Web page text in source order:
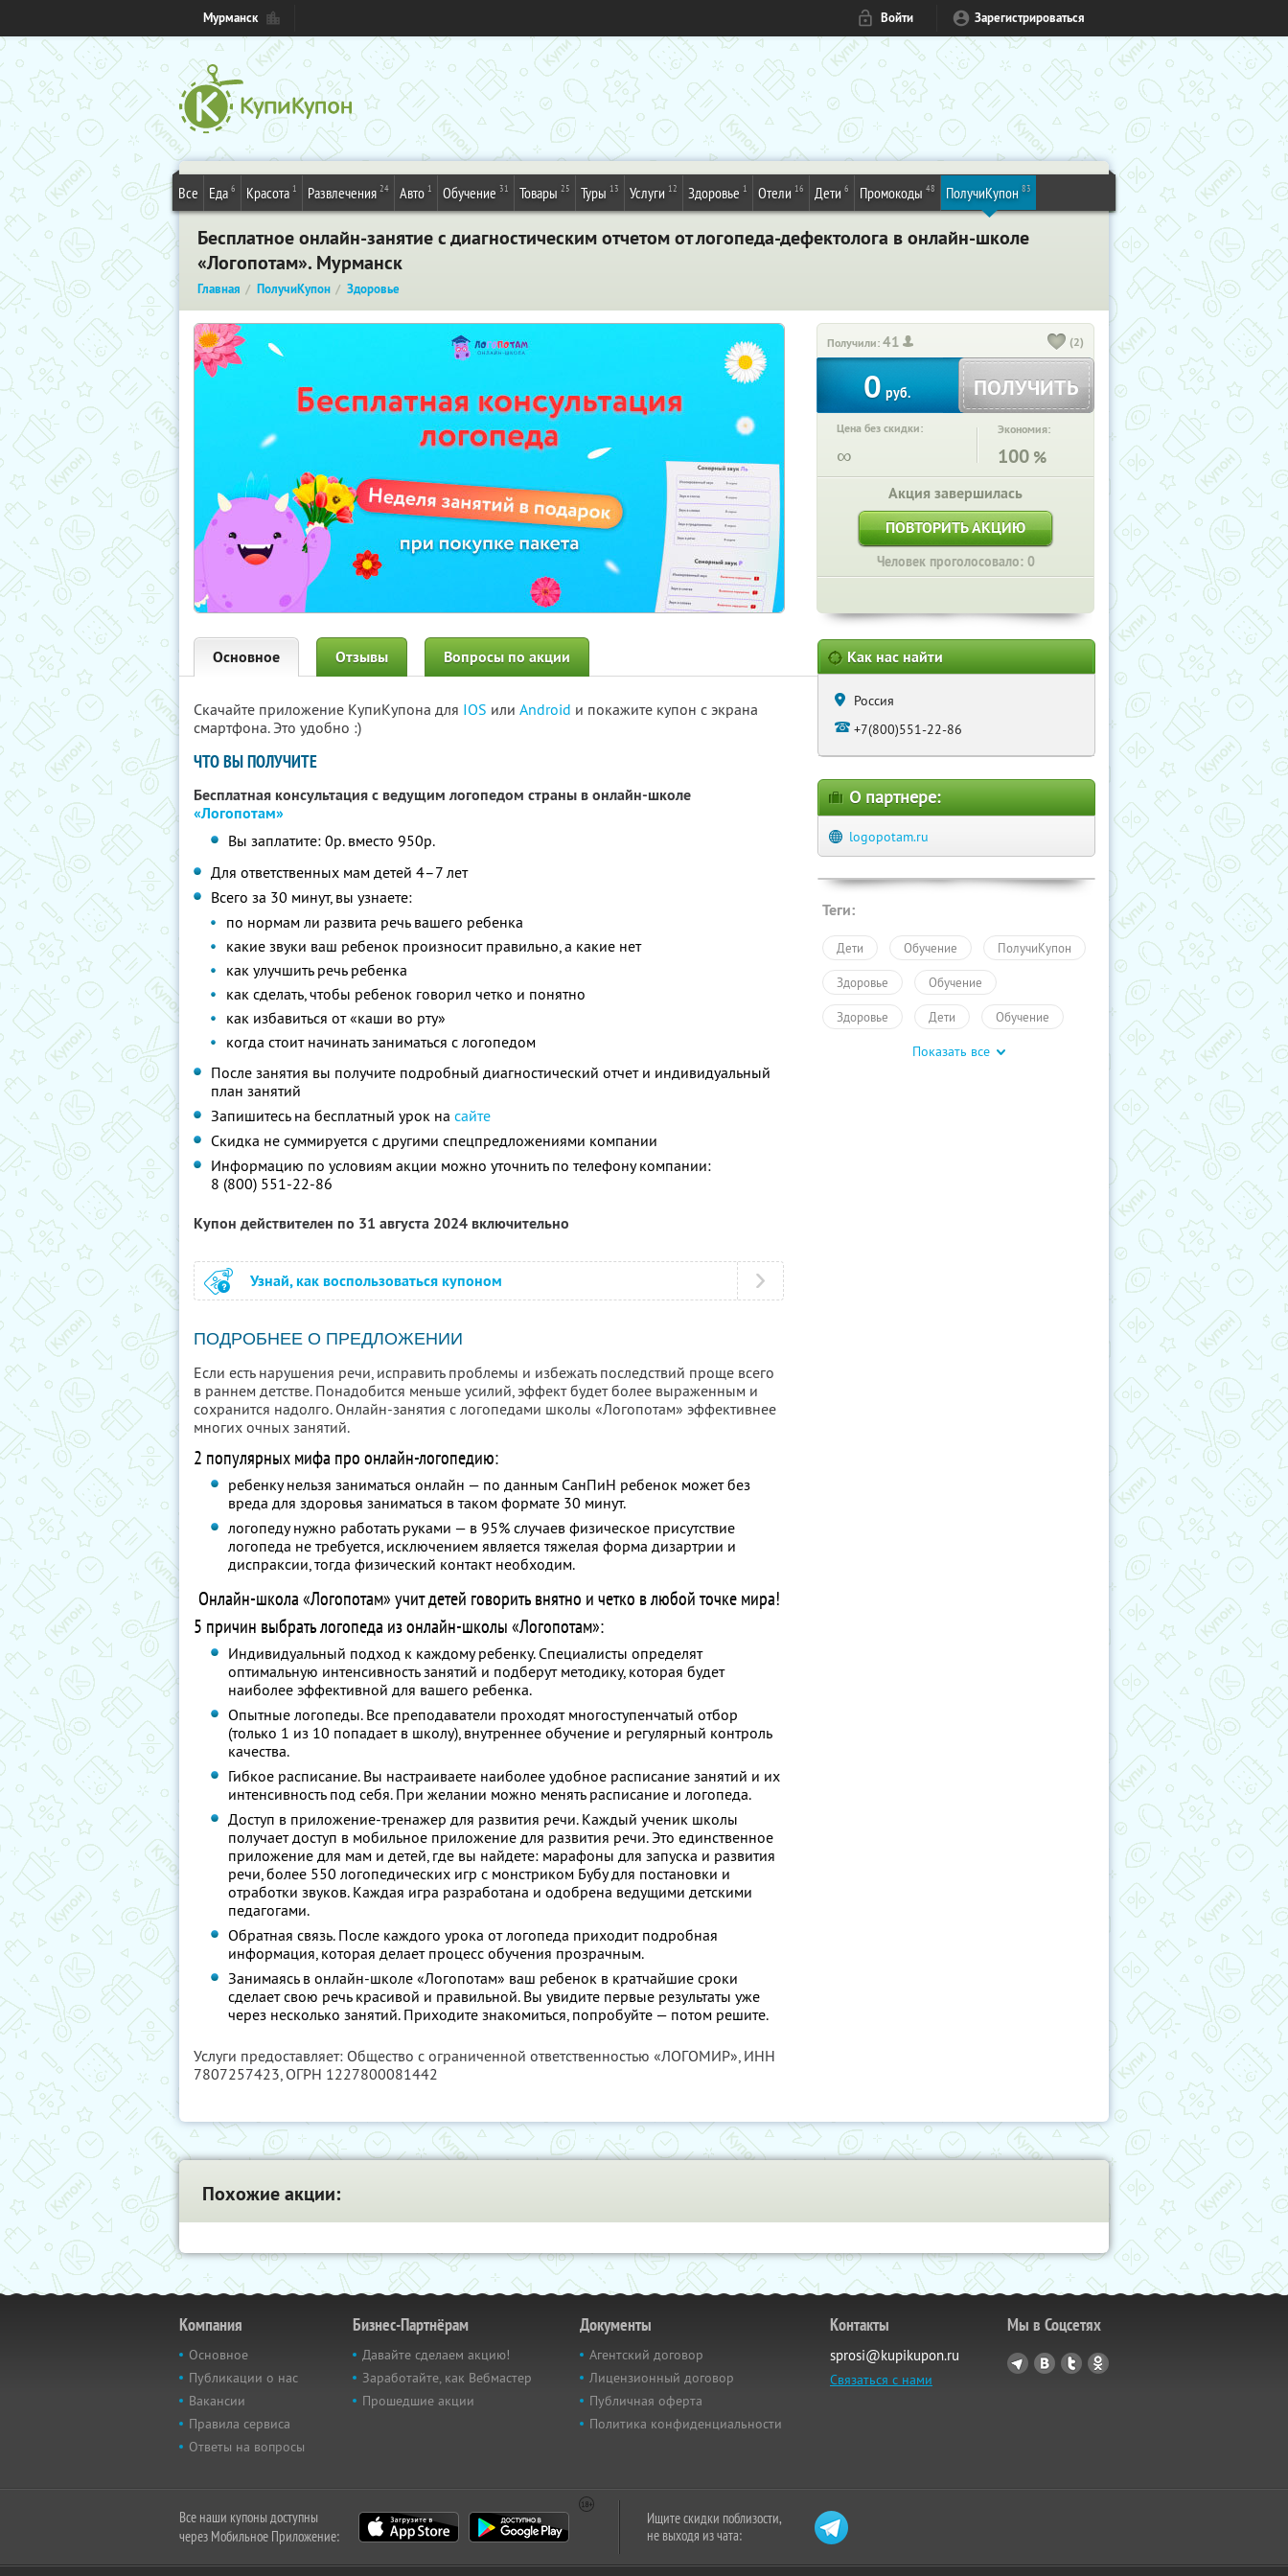
Мурманск Войти Зарегистрироваться
Все Еда 6 Красота 1 Развлечения 24 Авто 1 Обучение 31 Товары 25 Туры 13 Услуги 12 Здоровье 1 Отели 16 Дети 6 Промокоды 48 ПолучиКупон 83
Бесплатное онлайн-занятие с диагностическим отчетом от логопеда-дефектолога в онлайн-школе
«Логопотам». Мурманск
Главная ПолучиКупон Здоровье
Получили:41 (2)
0 руб. ПОЛУЧИТЬ
Цена без скидки:
∞
Экономия:
100 %
Акция завершилась
ПОВТОРИТЬ АКЦИЮ
Человек проголосовало: 0
Основное Отзывы Вопросы по акции
Скачайте приложение КупиКупона для IOS или Android и покажите купон с экрана
смартфона. Это удобно :)
ЧТО ВЫ ПОЛУЧИТЕ
Бесплатная консультация с ведущим логопедом страны в онлайн-школе
«Логопотам»
Вы заплатите: 0р. вместо 950р.
Для ответственных мам детей 4–7 лет
Всего за 30 минут, вы узнаете:
по нормам ли развита речь вашего ребенка
какие звуки ваш ребенок произносит правильно, а какие нет
как улучшить речь ребенка
как сделать, чтобы ребенок говорил четко и понятно
как избавиться от «каши во рту»
когда стоит начинать заниматься с логопедом
После занятия вы получите подробный диагностический отчет и индивидуальный
план занятий
Запишитесь на бесплатный урок на сайте
Скидка не суммируется с другими спецпредложениями компании
Информацию по условиям акции можно уточнить по телефону компании:
8 (800) 551-22-86
Купон действителен по 31 августа 2024 включительно
Узнай, как воспользоваться купоном
ПОДРОБНЕЕ О ПРЕДЛОЖЕНИИ
Если есть нарушения речи, исправить проблемы и избежать последствий проще всего
в раннем детстве. Понадобится меньше усилий, эффект будет более выраженным и
сохранится надолго. Онлайн-занятия с логопедами школы «Логопотам» эффективнее
многих очных занятий.
2 популярных мифа про онлайн-логопедию:
ребенку нельзя заниматься онлайн — по данным СанПиН ребенок может без
вреда для здоровья заниматься в таком формате 30 минут.
логопеду нужно работать руками — в 95% случаев физическое присутствие
логопеда не требуется, исключением является тяжелая форма дизартрии и
диспраксии, тогда физический контакт необходим.
Онлайн-школа «Логопотам» учит детей говорить внятно и четко в любой точке мира!
5 причин выбрать логопеда из онлайн-школы «Логопотам»:
Индивидуальный подход к каждому ребенку. Специалисты определят
оптимальную интенсивность занятий и подберут методику, которая будет
наиболее эффективной для вашего ребенка.
Опытные логопеды. Все преподаватели проходят многоступенчатый отбор
(только 1 из 10 попадает в школу), внутреннее обучение и регулярный контроль
качества.
Гибкое расписание. Вы настраиваете наиболее удобное расписание занятий и их
интенсивность под себя. При желании можно менять расписание и логопеда.
Доступ в приложение-тренажер для развития речи. Каждый ученик школы
получает доступ в мобильное приложение для развития речи. Это единственное
приложение для мам и детей, где вы найдете: марафоны для запуска и развития
речи, более 550 логопедических игр с монстриком Бубу для постановки и
отработки звуков. Каждая игра разработана и одобрена ведущими детскими
педагогами.
Обратная связь. После каждого урока от логопеда приходит подробная
информация, которая делает процесс обучения прозрачным.
Занимаясь в онлайн-школе «Логопотам» ваш ребенок в кратчайшие сроки
сделает свою речь красивой и правильной. Вы увидите первые результаты уже
через несколько занятий. Приходите знакомиться, попробуйте — потом решите.
Услуги предоставляет: Общество с ограниченной ответственностью «ЛОГОМИР», ИНН
7807257423, ОГРН 1227800081442
Как нас найти
Россия
+7(800)551-22-86
О партнере:
logopotam.ru
Теги:
Дети Обучение ПолучиКупон
Здоровье Обучение
Здоровье Дети Обучение
Показать все
Похожие акции:
Компания
Основное
Публикации о нас
Вакансии
Правила сервиса
Ответы на вопросы
Бизнес-Партнёрам
Давайте сделаем акцию!
Заработайте, как Вебмастер
Прошедшие акции
Документы
Агентский договор
Лицензионный договор
Публичная оферта
Политика конфиденциальности
Контакты
sprosi@kupikupon.ru
Связаться с нами
Мы в Соцсетях
Все наши купоны доступны
через Мобильное Приложение:
Ищите скидки поблизости,
не выходя из чата: